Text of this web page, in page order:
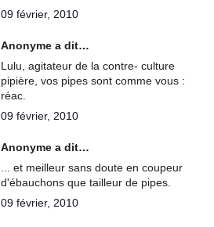
09 février, 2010
Anonyme a dit…
Lulu, agitateur de la contre- culture
pipière, vos pipes sont comme vous :
réac.
09 février, 2010
Anonyme a dit…
... et meilleur sans doute en coupeur
d'ébauchons que tailleur de pipes.
09 février, 2010